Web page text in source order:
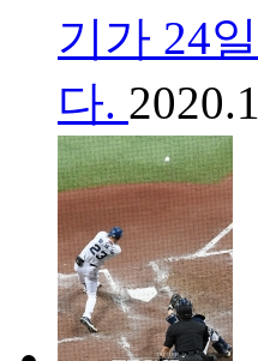
기가 24
다.